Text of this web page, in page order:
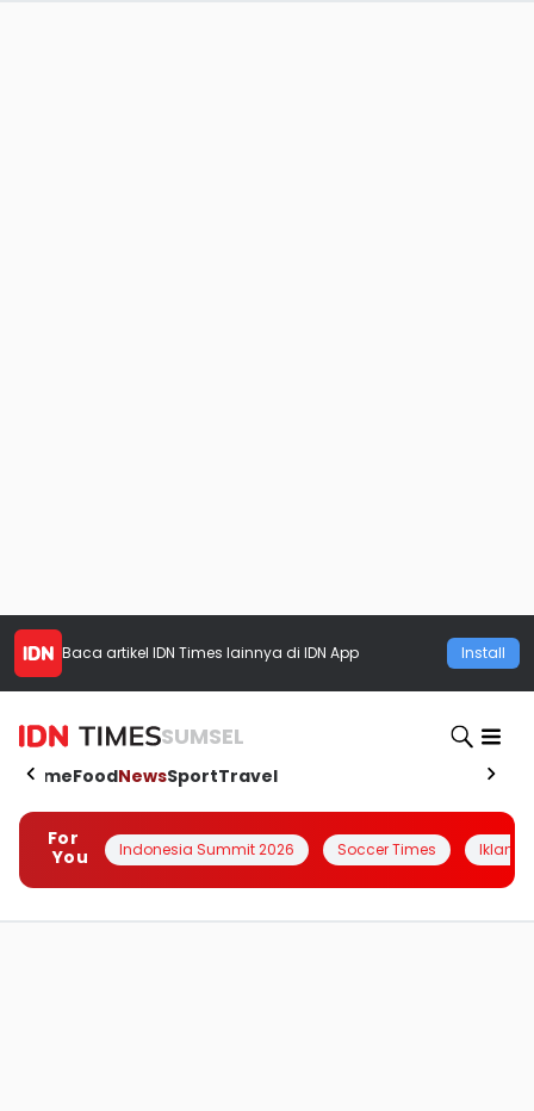
Baca artikel IDN Times lainnya di IDN App Install
SUMSEL
HomeFoodNewsSportTravel
For
You
Indonesia Summit 2026 Soccer Times Iklanin